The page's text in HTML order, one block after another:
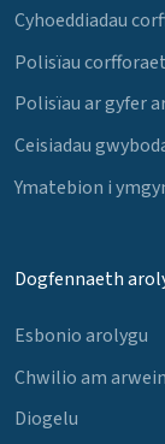
Cyhoeddiadau
Polisïau
Polisïau ar gyfer
Ceisiadau
Ymatebion i
Dogfennaeth
Esbonio arolygu
Chwilio am
Diogelu